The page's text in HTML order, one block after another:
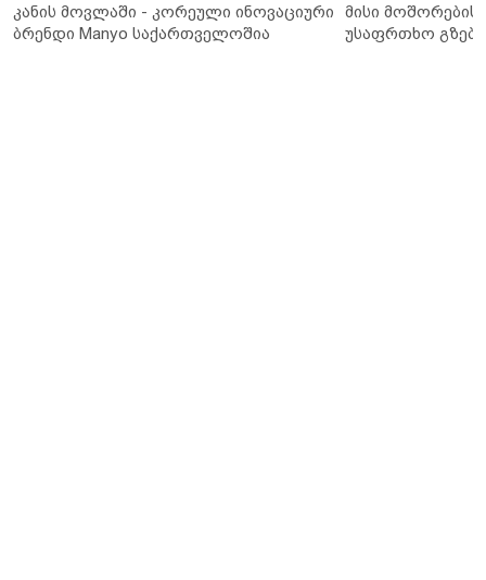
კანის მოვლაში - კორეული ინოვაციური
ბრენდი Manyo საქართველოშია
მისი მოშორების
უსაფრთხო გზები